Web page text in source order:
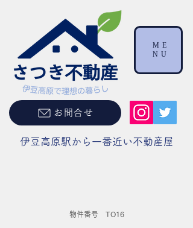
伊豆高原駅から一番近い不動産屋
お問合せ
ME
NU
物件番号 TO16